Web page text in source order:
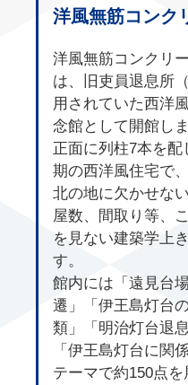
洋風無筋コンク
洋風無筋コンクリ
は、旧吏員退息所
用されていた西洋
念館として開館しま
正面に列柱7本を
期の西洋風住宅で
北の地に欠かせな
屋数、間取り等、
を見ない建築学上
す。
館内には「遠見台
遷」「伊王島灯台
類」「明治灯台退
「伊王島灯台に関
テーマで約150点を